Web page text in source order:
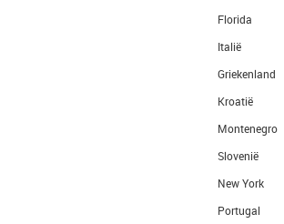
Florida
Italië
Griekenland
Kroatië
Montenegro
Slovenië
New York
Portugal